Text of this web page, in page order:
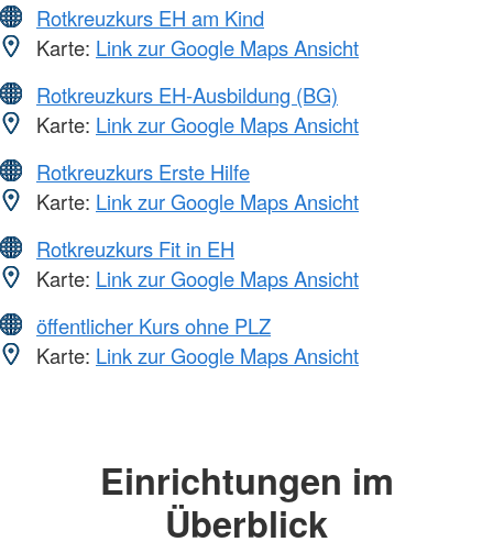
Rotkreuzkurs EH am Kind
Karte: Link zur Google Maps Ansicht
Rotkreuzkurs EH-Ausbildung (BG)
Karte: Link zur Google Maps Ansicht
Rotkreuzkurs Erste Hilfe
Karte: Link zur Google Maps Ansicht
Rotkreuzkurs Fit in EH
Karte: Link zur Google Maps Ansicht
öffentlicher Kurs ohne PLZ
Karte: Link zur Google Maps Ansicht
Einrichtungen im
Überblick